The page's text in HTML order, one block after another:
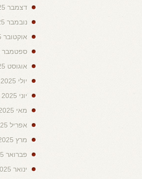
דצמבר 2025
נובמבר 2025
אוקטובר 2025
ספטמבר 2025
אוגוסט 2025
יולי 2025
יוני 2025
מאי 2025
אפריל 2025
מרץ 2025
פברואר 2025
ינואר 2025